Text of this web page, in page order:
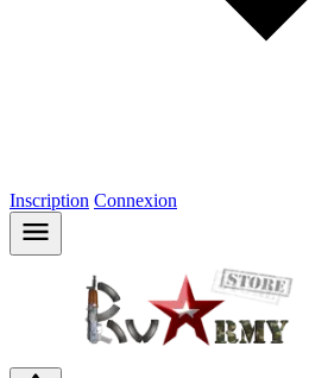
Inscription Connexion